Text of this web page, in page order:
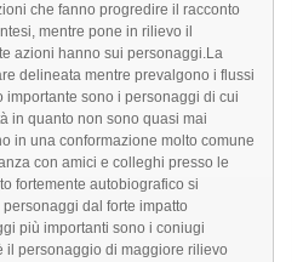
che fanno progredire il racconto
mentre pone in rilievo il
azioni hanno sui personaggi.La
delineata mentre prevalgono i flussi
importante sono i personaggi di cui
in quanto non sono quasi mai
in una conformazione molto comune
con amici e colleghi presso le
fortemente autobiografico si
dal forte impatto
più importanti sono i coniugi
il personaggio di maggiore rilievo